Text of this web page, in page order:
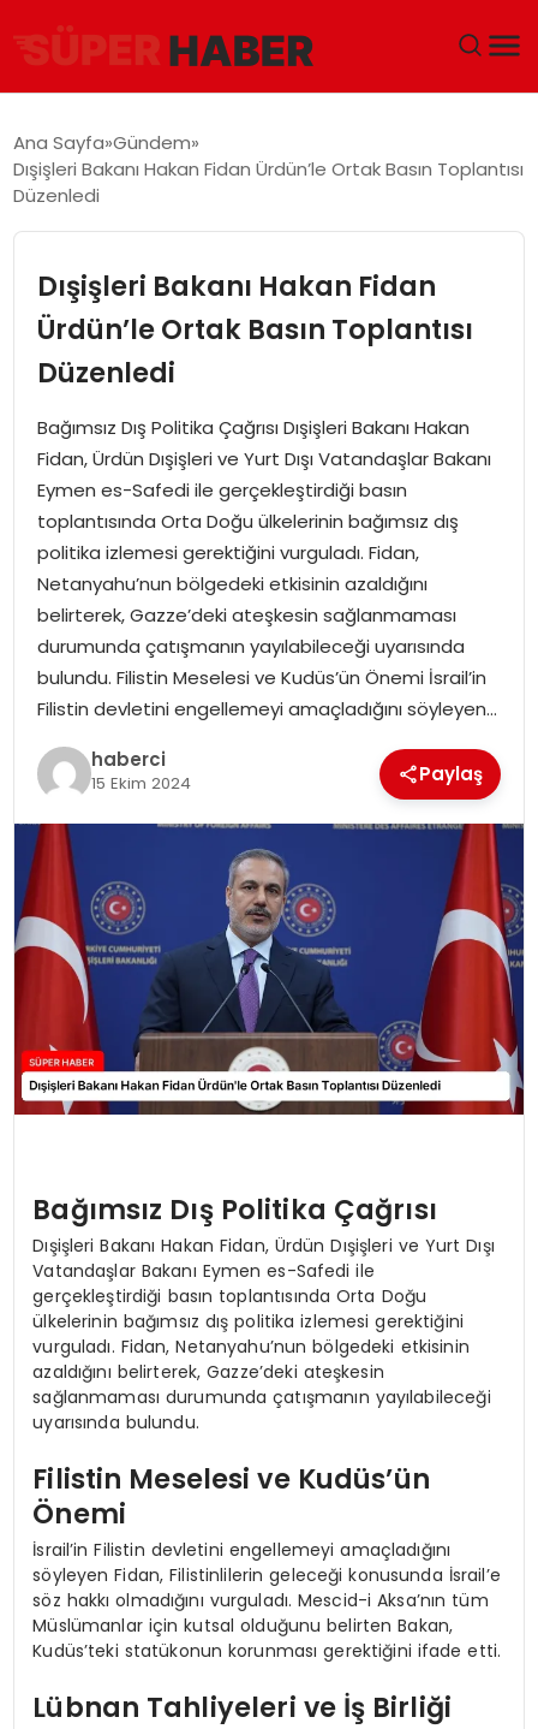
GÜNDEM
EĞITIM
EKONOMI
MAGAZIN
SAĞLIK
SIYASET
SPOR
TEKNOLOJI
YAŞAM
Ana Sayfa Gündem
Dışişleri Bakanı Hakan Fidan Ürdün’le Ortak Basın Toplantısı
Düzenledi
Dışişleri Bakanı Hakan Fidan
Ürdün’le Ortak Basın Toplantısı
Düzenledi
Bağımsız Dış Politika Çağrısı Dışişleri Bakanı Hakan
Fidan, Ürdün Dışişleri ve Yurt Dışı Vatandaşlar Bakanı
Eymen es-Safedi ile gerçekleştirdiği basın
toplantısında Orta Doğu ülkelerinin bağımsız dış
politika izlemesi gerektiğini vurguladı. Fidan,
Netanyahu’nun bölgedeki etkisinin azaldığını
belirterek, Gazze’deki ateşkesin sağlanmaması
durumunda çatışmanın yayılabileceği uyarısında
bulundu. Filistin Meselesi ve Kudüs’ün Önemi İsrail’in
Filistin devletini engellemeyi amaçladığını söyleyen…
haberci
15 Ekim 2024 Paylaş
Bağımsız Dış Politika Çağrısı
Dışişleri Bakanı Hakan Fidan, Ürdün Dışişleri ve Yurt Dışı
Vatandaşlar Bakanı Eymen es-Safedi ile
gerçekleştirdiği basın toplantısında Orta Doğu
ülkelerinin bağımsız dış politika izlemesi gerektiğini
vurguladı. Fidan, Netanyahu’nun bölgedeki etkisinin
azaldığını belirterek, Gazze’deki ateşkesin
sağlanmaması durumunda çatışmanın yayılabileceği
uyarısında bulundu.
Filistin Meselesi ve Kudüs’ün
Önemi
İsrail’in Filistin devletini engellemeyi amaçladığını
söyleyen Fidan, Filistinlilerin geleceği konusunda İsrail’e
söz hakkı olmadığını vurguladı. Mescid-i Aksa’nın tüm
Müslümanlar için kutsal olduğunu belirten Bakan,
Kudüs’teki statükonun korunması gerektiğini ifade etti.
Lübnan Tahliyeleri ve İş Birliği